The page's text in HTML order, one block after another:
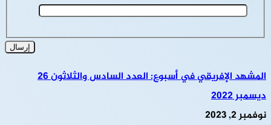
المشهد الإفريقي في أسبوع: العدد السادس والثلاثون 26
ديسمبر 2022
نوفمبر 2, 2023